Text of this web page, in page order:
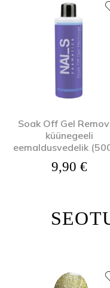
Soak Off Gel
küünegeeli
eemaldusvedelik
9,90 €